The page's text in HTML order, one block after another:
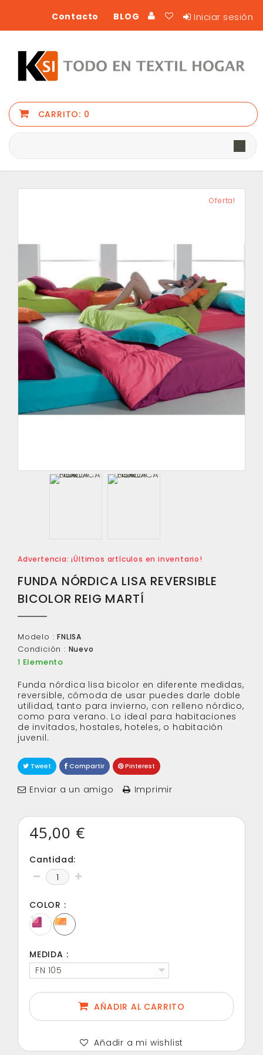
Iniciar sesión
BLOG
Contacto
CARRITO: 0
Oferta!
Advertencia: ¡Últimos artículos en inventario!
FUNDA NÓRDICA LISA REVERSIBLE
BICOLOR REIG MARTÍ
Modelo : FNLISA
Condición : Nuevo
1 Elemento
Funda nórdica lisa bicolor en diferente medidas,
reversible, cómoda de usar puedes darle doble
utilidad, tanto para invierno, con relleno nórdico,
como para verano. Lo ideal para habitaciones
de invitados, hostales, hoteles, o habitación
juvenil.
Tweet Compartir Pinterest
Enviar a un amigo Imprimir
45,00 €
Cantidad:
COLOR :
MEDIDA :
FN 105
AÑADIR AL CARRITO
Añadir a mi wishlist